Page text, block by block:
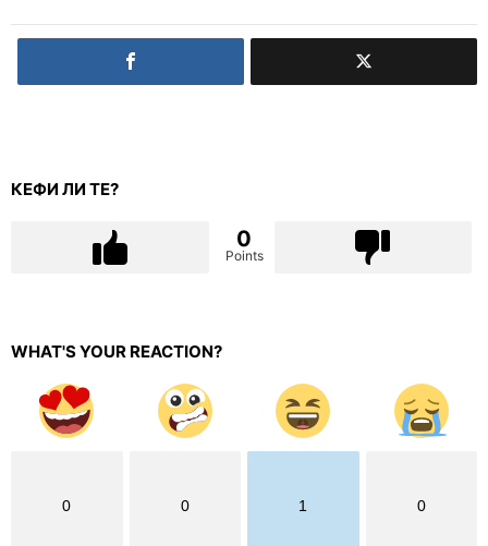
КЕФИ ЛИ ТЕ?
0
Points
WHAT'S YOUR REACTION?
0 0 1 0